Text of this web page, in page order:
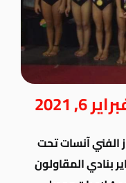
6, 2021
الفنيآنساتتحت
بناديالمقاولون